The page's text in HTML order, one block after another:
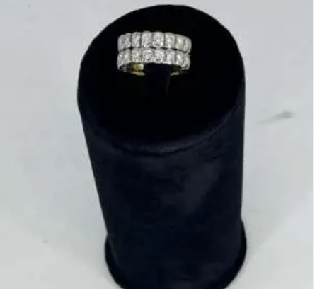
Añillo de oro blanco y amarillo de 18k con 2 líneas de
diamantes con un total de -/+ 1.45Cts en total, peso:
13,38gr, Talla: 55.